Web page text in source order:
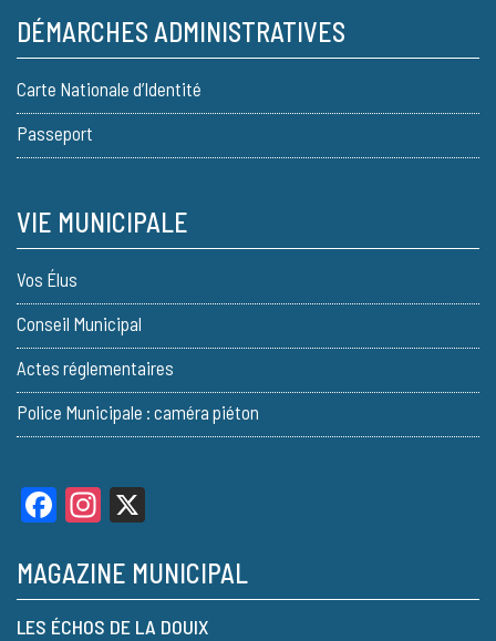
DÉMARCHES ADMINISTRATIVES
Carte Nationale d’Identité
Passeport
VIE MUNICIPALE
Vos Élus
Conseil Municipal
Actes réglementaires
Police Municipale : caméra piéton
FacebookInstagram
MAGAZINE MUNICIPAL
LES ÉCHOS DE LA DOUIX